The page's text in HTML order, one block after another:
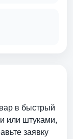
в быстрый
или штуками,
заявку